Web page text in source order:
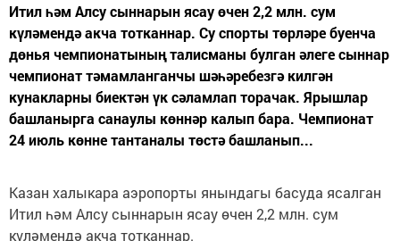
Итил һәм Алсу сыннарын ясау өчен 2,2 млн. сум
күләмендә акча тотканнар. Су спорты төрләре буенча
дөнья чемпионатының талисманы булган әлеге сыннар
чемпионат тәмамланганчы шәһәребезгә килгән
кунакларны биектән үк сәламлап торачак. Ярышлар
башланырга санаулы көннәр калып бара. Чемпионат
24 июль көнне тантаналы төстә башланып...
Казан халыкара аэропорты янындагы басуда ясалган
Итил һәм Алсу сыннарын ясау өчен 2,2 млн. сум
күләмендә акча тотканнар.